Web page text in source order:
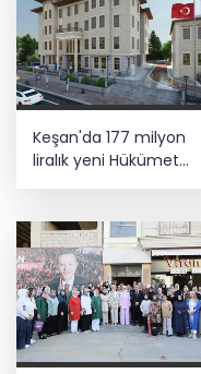
gözaltı
E-
Keşan'da 177 milyon
liralık yeni Hükümet